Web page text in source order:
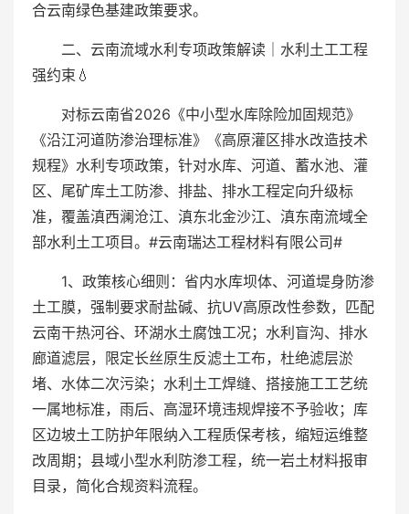
合云南绿色基建政策要求。
二、云南流域水利专项政策解读｜水利土工工程
强约束💧
对标云南省2026《中小型水库除险加固规范》
《沿江河道防渗治理标准》《高原灌区排水改造技术
规程》水利专项政策，针对水库、河道、蓄水池、灌
区、尾矿库土工防渗、排盐、排水工程定向升级标
准，覆盖滇西澜沧江、滇东北金沙江、滇东南流域全
部水利土工项目。#云南瑞达工程材料有限公司#
1、政策核心细则：省内水库坝体、河道堤身防渗
土工膜，强制要求耐盐碱、抗UV高原改性参数，匹配
云南干热河谷、环湖水土腐蚀工况；水利盲沟、排水
廊道滤层，限定长丝原生反滤土工布，杜绝滤层淤
堵、水体二次污染；水利土工焊缝、搭接施工工艺统
一属地标准，雨后、高湿环境违规焊接不予验收；库
区边坡土工防护年限纳入工程质保考核，缩短运维整
改周期；县域小型水利防渗工程，统一岩土材料报审
目录，简化合规资料流程。